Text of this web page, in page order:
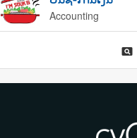
Accounting
pageview